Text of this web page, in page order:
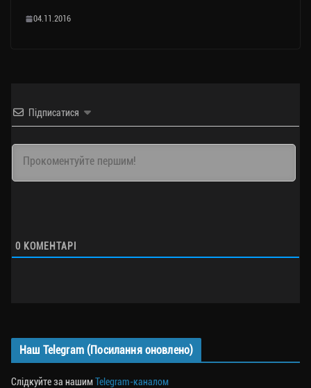
04.11.2016
Підписатися
0 КОМЕНТАРІ
Наш Telegram (Посилання оновлено)
Слідкуйте за нашимTelegram-каналом